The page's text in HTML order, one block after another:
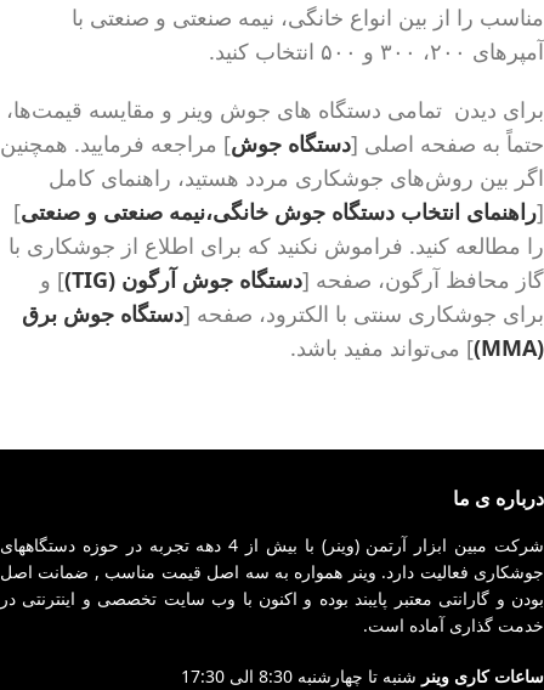
مناسب را از بین انواع خانگی، نیمه صنعتی و صنعتی با
آمپرهای ۲۰۰، ۳۰۰ و ۵۰۰ انتخاب کنید.
برای دیدن تمامی دستگاه های جوش وینر و مقایسه قیمت‌ها،
حتماً به صفحه اصلی [دستگاه جوش] مراجعه فرمایید. همچنین
اگر بین روش‌های جوشکاری مردد هستید، راهنمای کامل
[راهنمای انتخاب دستگاه جوش خانگی،نیمه صنعتی و صنعتی]
را مطالعه کنید. فراموش نکنید که برای اطلاع از جوشکاری با
گاز محافظ آرگون، صفحه [دستگاه جوش آرگون (TIG)
] و
برای جوشکاری سنتی با الکترود، صفحه [دستگاه جوش برق
(MMA)
] می‌تواند مفید باشد.
درباره ی ما
شرکت مبین ابزار آرتمن (وینر) با بیش از 4 دهه تجربه در حوزه دستگاههای
جوشکاری فعالیت دارد. وینر همواره به سه اصل قیمت مناسب , ضمانت اصل
بودن و گارانتی معتبر پایبند بوده و اکنون با وب سایت تخصصی و اینترنتی در
خدمت گذاری آماده است.
ساعات کاری وینر شنبه تا چهارشنبه 8:30 الی 17:30